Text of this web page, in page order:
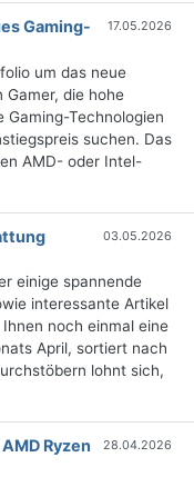
Gaming-
17.05.2026
um das neue
Gamer, die hohe
Gaming-Technologien
suchen. Das
AMD- oder Intel-
03.05.2026
einige spannende
interessante Artikel
noch einmal eine
April, sortiert nach
lohnt sich,
Ryzen
28.04.2026